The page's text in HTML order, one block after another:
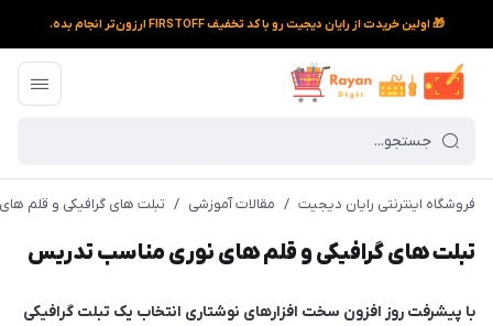
🎁 اولین خریدت از رایان دیجیت رو با کد تخفیف FIRSTOFF ارزون‌تر انجام بده.
فروشگاه اینترنتی رایان دیجیت / مقالات آموزشی / تبلت های گرافیکی و قلم
تبلت های گرافیکی و قلم های نوری مناسب تدریس
با پیشرفت روز افزون سخت افزارهای نوشتاری انتخاب یک تبلت گرافیکی